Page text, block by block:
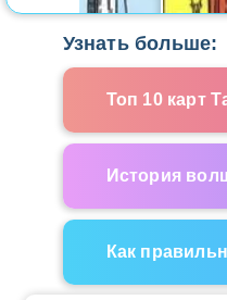
Узнать больше:
Топ 10 карт
История
Как